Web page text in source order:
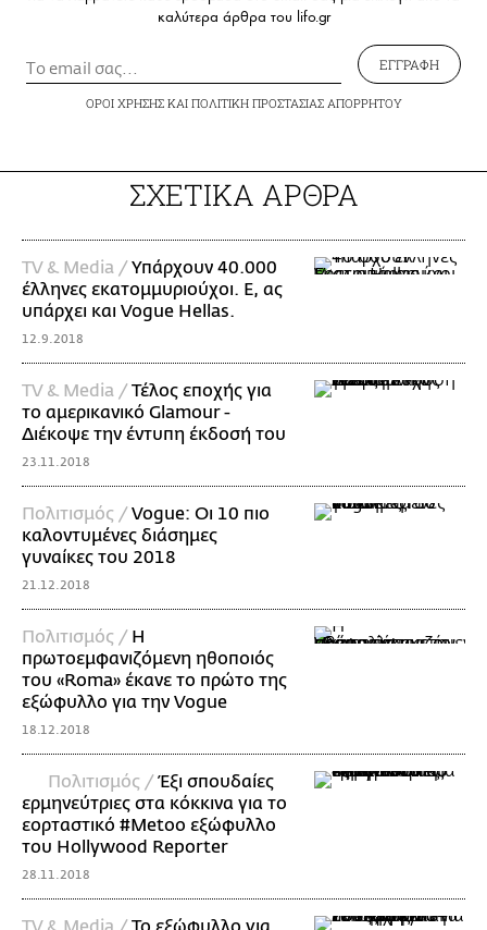
καλύτερα άρθρα του lifo.gr
ΕΓΓΡΑΦΗ
ΟΡΟΙ ΧΡΗΣΗΣΚΑΙ ΠΟΛΙΤΙΚΗ ΠΡΟΣΤΑΣΙΑΣ ΑΠΟΡΡΗΤΟΥ
ΣΧΕΤΙΚΑ ΑΡΘΡΑ
TV & Media /Υπάρχουν 40.000
έλληνες εκατομμυριούχοι. Ε, ας
υπάρχει και Vogue Hellas.
12.9.2018
TV & Media /Τέλος εποχής για
το αμερικανικό Glamour -
Διέκοψε την έντυπη έκδοσή του
23.11.2018
Πολιτισμός /Vogue: Οι 10 πιο
καλοντυμένες διάσημες
γυναίκες του 2018
21.12.2018
Πολιτισμός / Η
πρωτοεμφανιζόμενη ηθοποιός
του «Roma» έκανε το πρώτο της
εξώφυλλο για την Vogue
18.12.2018
Πολιτισμός /Έξι σπουδαίες
ερμηνεύτριες στα κόκκινα για το
εορταστικό #Metoo εξώφυλλο
του Hollywood Reporter
28.11.2018